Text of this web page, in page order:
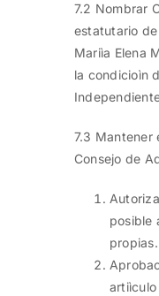
7.2 Nombrar
estatutario
Mariìa Elena
la condicioìn
7.3 Mantener
Consejo de
posible
propias.